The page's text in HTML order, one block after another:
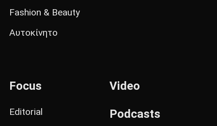
Fashion & Beauty
Αυτοκίνητο
Focus
Editorial
Video
Podcasts